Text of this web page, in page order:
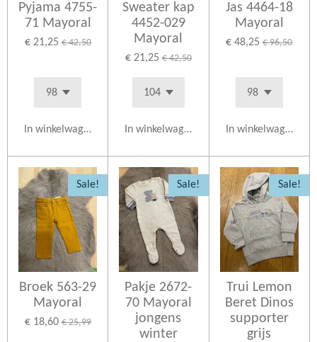
Pyjama 4755-
71 Mayoral
€ 21,25 € 42,50
In winkelwagen
Sweater kap
4452-029
Mayoral
€ 21,25 € 42,50
In winkelwagen
Jas 4464-18
Mayoral
€ 48,25 € 96,50
In winkelwagen
Sale!
Broek 563-29
Mayoral
€ 18,60 € 25,99
Sale!
Pakje 2672-
70 Mayoral
jongens
winter
Sale!
Trui Lemon
Beret Dinos
supporter
grijs